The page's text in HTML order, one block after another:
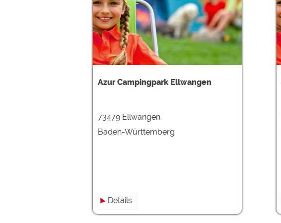
Azur Campingpark Ellwangen
73479 Ellwangen
Baden-Württemberg
Details